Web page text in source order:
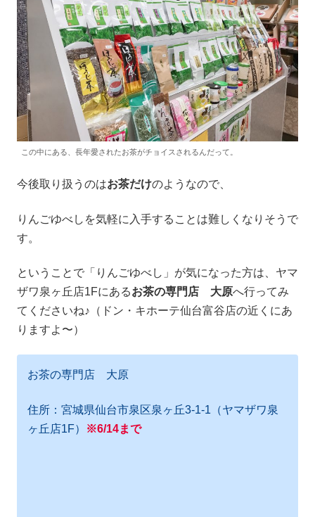
この中にある、長年愛されたお茶がチョイスされるんだって。
今後取り扱うのはお茶だけのようなので、
りんごゆべしを気軽に入手することは難しくなりそうで
す。
ということで「りんごゆべし」が気になった方は、ヤマ
ザワ泉ヶ丘店1Fにあるお茶の専門店 大原へ行ってみ
てくださいね♪（ドン・キホーテ仙台富谷店の近くにあ
りますよ〜）
お茶の専門店 大原
住所：宮城県仙台市泉区泉ヶ丘3-1-1（ヤマザワ泉
ヶ丘店1F）
※6/14まで